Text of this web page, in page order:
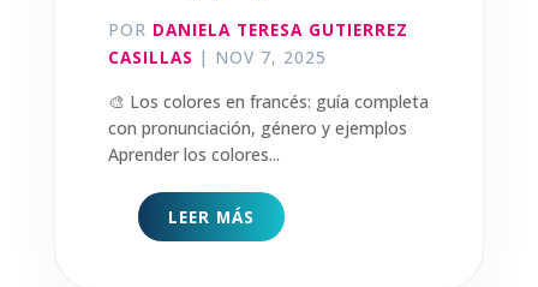
POR DANIELA TERESA GUTIERREZ
CASILLAS | NOV 7, 2025
🎨 Los colores en francés: guía completa
con pronunciación, género y ejemplos
Aprender los colores...
LEER MÁS